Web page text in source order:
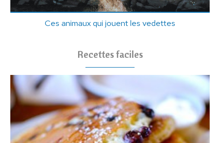
Ces animaux qui jouent les vedettes
Recettes faciles